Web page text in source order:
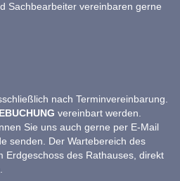
Sachbearbeiter vereinbaren gerne
nach Terminvereinbarung.
vereinbart werden.
Sie uns auch gerne per E-Mail
senden. Der Wartebereich des
Erdgeschoss des Rathauses, direkt